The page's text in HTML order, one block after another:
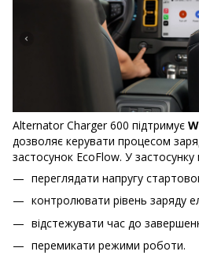
Alternator Charger 600 підтримує
дозволяє керувати процесом
застосунок EcoFlow. У
переглядати напругу
контролювати рівень заряду
відстежувати час до
перемикати режими роботи.